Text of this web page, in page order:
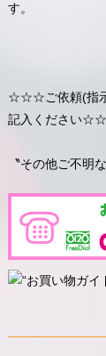
す。
☆☆☆ご依頼(指示
記入ください
〝その他ご不明